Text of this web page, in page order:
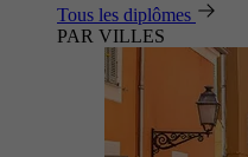
Tous les diplômes
PAR VILLES